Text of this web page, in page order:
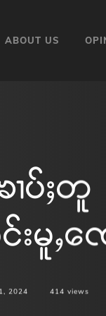
ABOUT US
ၢပ်ႈတူ
းမူႇၸ
2024 414 views